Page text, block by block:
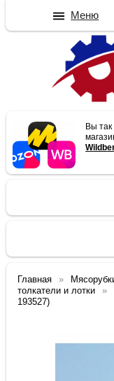
Вы
Главная
толкатели и лотки
193527)
Меню